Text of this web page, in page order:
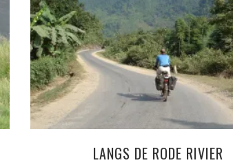
LANGS DE RODE RIVIER